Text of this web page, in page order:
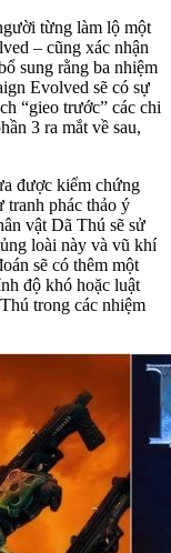
từng làm lộ một
– cũng xác nhận
sung rằng ba nhiệm
Evolved sẽ có sự
“gieo trước” các chi
3 ra mắt về sau,
được kiểm chứng
tranh phác thảo ý
vật Dã Thú sẽ sử
loài này và vũ khí
sẽ có thêm một
độ khó hoặc luật
trong các nhiệm